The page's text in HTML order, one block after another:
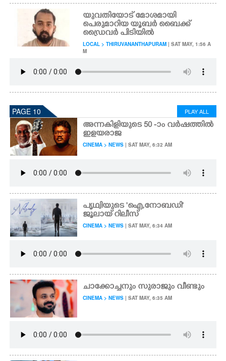
യുവതിയോട് മോശമായി
പെരുമാറിയ യൂബർ ബൈക്ക്
ഡ്രൈവർ പിടിയിൽ
LOCAL > THIRUVANANTHAPURAM | SAT MAY, 1:56 A
M
PAGE 10 PLAY ALL
അന്നകിളിയുടെ 50 -ാം വർഷത്തിൽ
ഇളയരാജ
CINEMA > NEWS | SAT MAY, 6:32 AM
പൃഥ്വിയുടെ 'ഐ,നോബഡി'
ജൂലായ് റിലീസ്
CINEMA > NEWS | SAT MAY, 6:34 AM
ചാക്കോച്ചനും സുരാജും വീണ്ടും
CINEMA > NEWS | SAT MAY, 6:35 AM